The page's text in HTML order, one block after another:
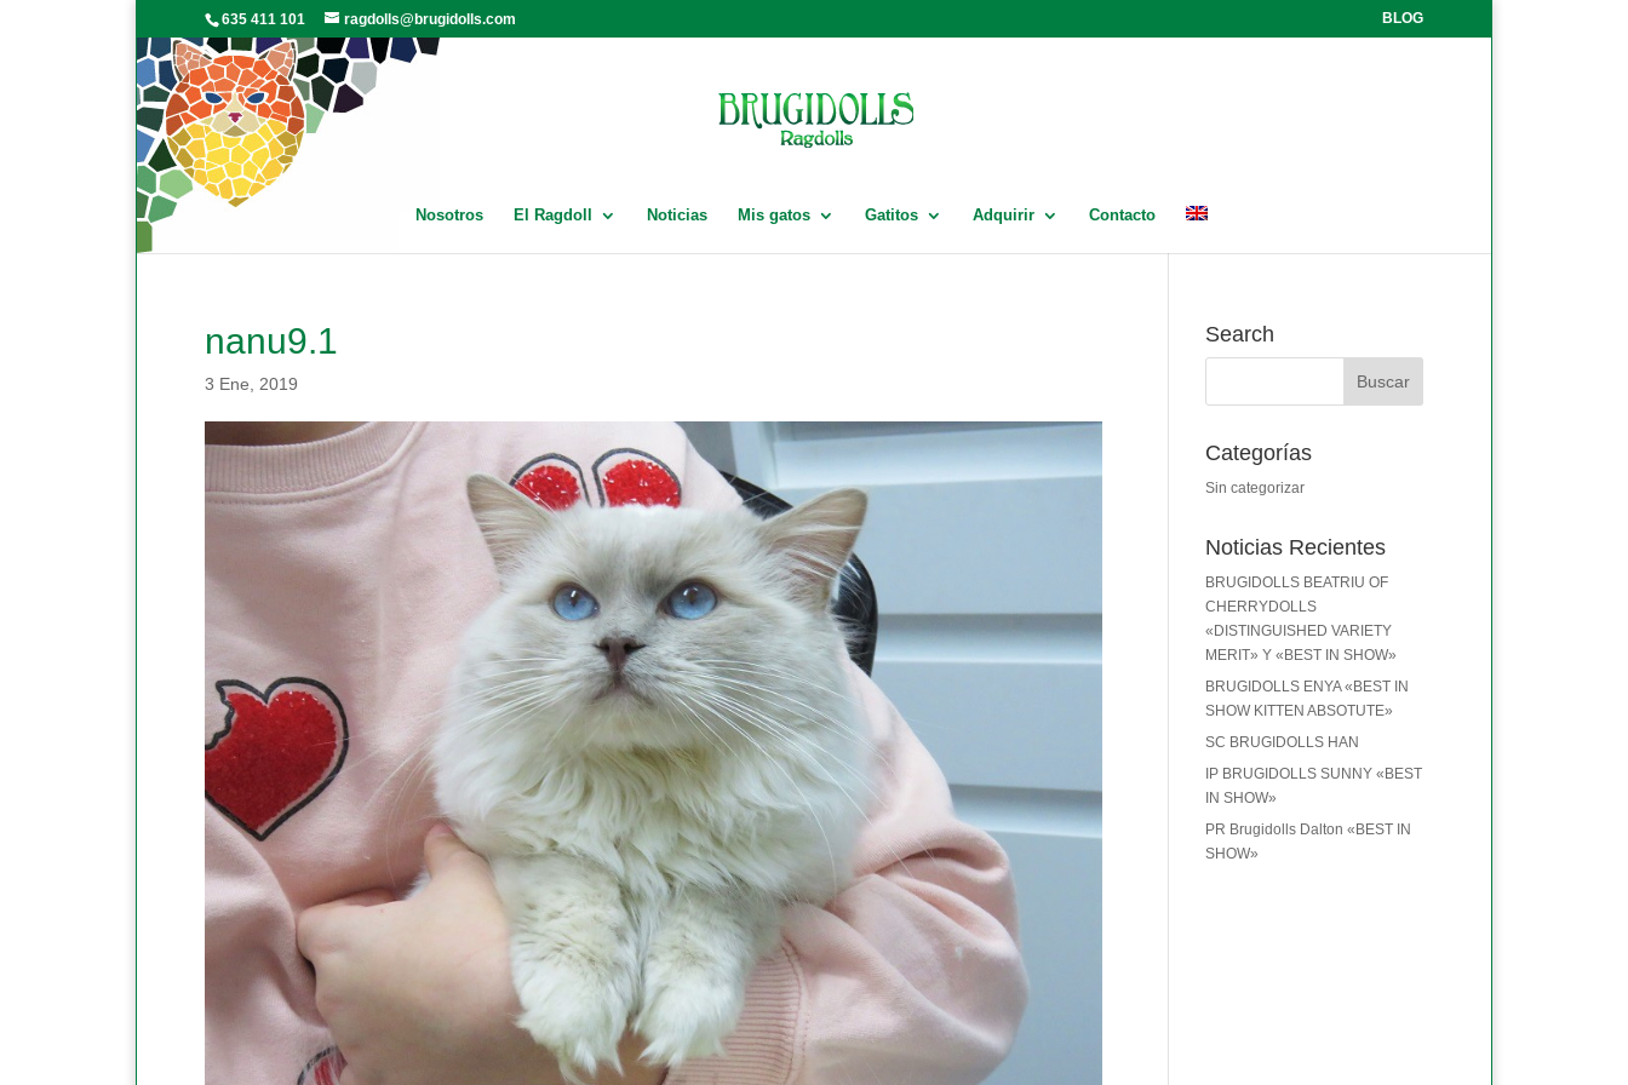
635 411 101 ragdolls@brugidolls.com BLOG
Nosotros El Ragdoll Noticias Mis gatos Gatitos Adquirir Contacto
nanu9.1
3 Ene, 2019
Search
Categorías
Sin categorizar
Noticias Recientes
BRUGIDOLLS BEATRIU OF
CHERRYDOLLS
«DISTINGUISHED VARIETY
MERIT» Y «BEST IN SHOW»
BRUGIDOLLS ENYA «BEST IN
SHOW KITTEN ABSOTUTE»
SC BRUGIDOLLS HAN
IP BRUGIDOLLS SUNNY «BEST
IN SHOW»
PR Brugidolls Dalton «BEST IN
SHOW»